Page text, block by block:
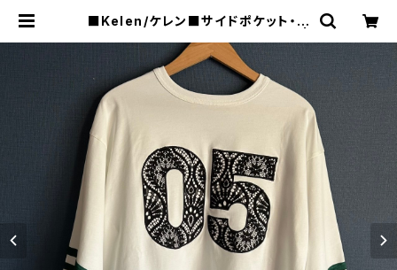
■Kelen/ケレン■サイドポケット・ス
raquel